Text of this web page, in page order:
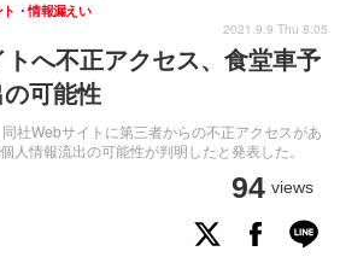
へ不正アクセス、食堂車予
可能性
社Webサイトに第三者からの不正アクセスがあ
人情報流出の可能性が判明したと発表した。
・情報漏えい
94 views
2021.9.9 Thu 8:05